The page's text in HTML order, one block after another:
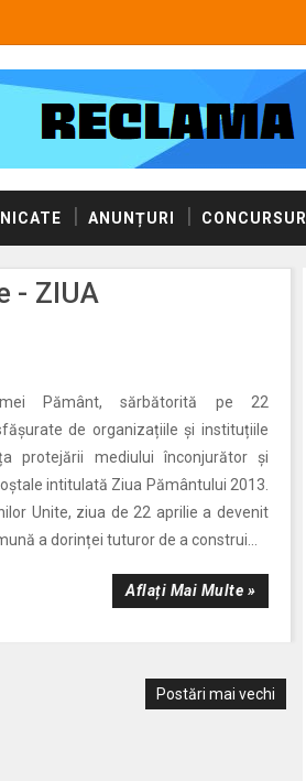
ANUNȚURI CONCURSURI
- ZIUA
Pământ, sărbătorită pe 22
de organizațiile și instituțiile
protejării mediului înconjurător și
intitulată Ziua Pământului 2013.
Unite, ziua de 22 aprilie a devenit
a dorinței tuturor de a construi...
Aflați Mai Multe »
Postări mai vechi